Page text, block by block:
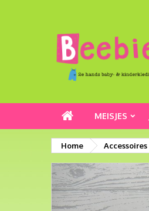
MEISJES
Home Accessoires